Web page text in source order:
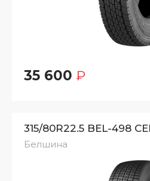
35 600 ₽
315/80R22.5 BEL-498
Белшина